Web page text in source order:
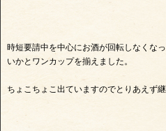
時短要請中を中心にお酒が回転しなくな
いかとワンカップを揃えました。
ちょこちょこ出ていますのでとりあえず継